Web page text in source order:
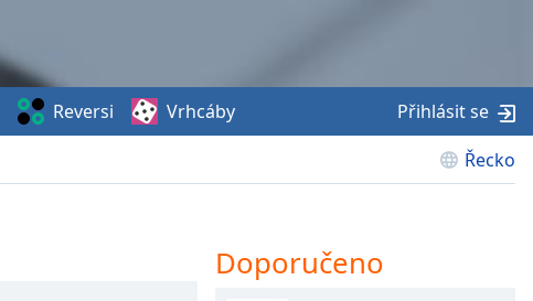
Řecko
Reversi Vrhcáby Přihlásit se
Doporučeno